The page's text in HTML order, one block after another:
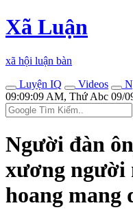
Xã Luận
xã hội luận bàn
Luyện IQ
Videos
09:09:09 AM, Thứ Abc 09/
Người đàn
xương người
hoang mang